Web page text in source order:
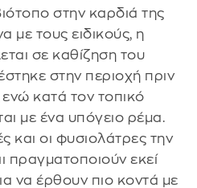
στην καρδιά της
τους ειδικούς, η
σε καθίζηση του
στην περιοχή πριν
κατά τον τοπικό
με ένα υπόγειο ρέμα.
και οι φυσιολάτρες την
πραγματοποιούν εκεί
να έρθουν πιο κοντά με